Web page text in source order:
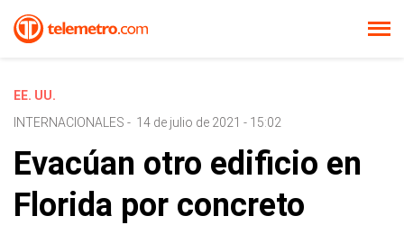
EE. UU.
INTERNACIONALES - 14 de julio de 2021 - 15:02
Evacúan otro edificio en
Florida por concreto